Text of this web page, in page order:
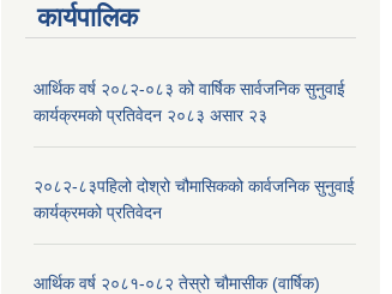
कार्यपालिक
आर्थिक वर्ष २०८२-०८३ को वार्षिक सार्वजनिक सुनुवाई
कार्यक्रमको प्रतिवेदन २०८३ असार २३
२०८२-८३पहिलो दोश्रो चौमासिकको कार्वजनिक सुनुवाई
कार्यक्रमको प्रतिवेदन
आर्थिक वर्ष २०८१-०८२ तेस्रो चौमासीक (वार्षिक)